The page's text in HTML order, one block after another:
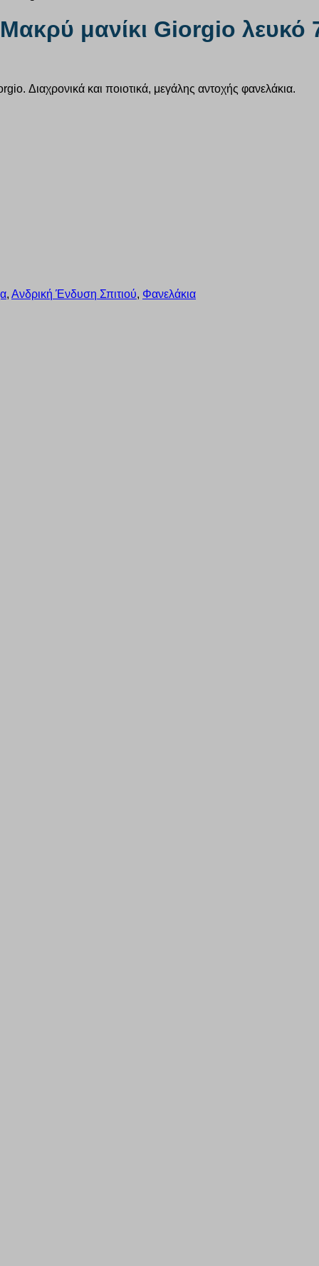
μανίκι Giorgio λευκό
Διαχρονικά και ποιοτικά, μεγάλης αντοχής φανελάκια.
, Ανδρική Ένδυση Σπιτιού, Φανελάκια